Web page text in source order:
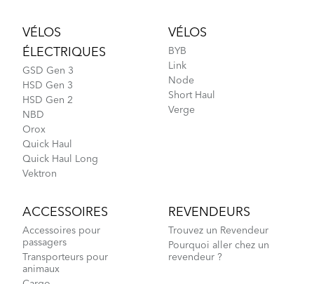
VÉLOS
ÉLECTRIQUES
GSD Gen 3
HSD Gen 3
HSD Gen 2
NBD
Orox
Quick Haul
Quick Haul Long
Vektron
VÉLOS
BYB
Link
Node
Short Haul
Verge
ACCESSOIRES
Accessoires pour
passagers
Transporteurs pour
animaux
REVENDEURS
Trouvez un Revendeur
Pourquoi aller chez un
revendeur ?